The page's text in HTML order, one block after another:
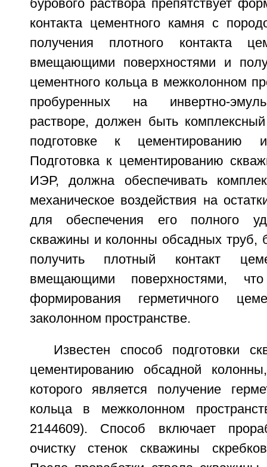
бурового раствора препятствует
контакта цементного камня с
получения плотного контакта
вмещающими поверхностями и
цементного кольца в межколонном
пробуренных на инвертно-
растворе, должен быть
подготовке к цементированию
Подготовка к цементированию
ИЭР, должна обеспечивать
механическое воздействия на
для обеспечения его полного
скважины и колонны обсадных труб,
получить плотный контакт
вмещающими поверхностями,
формирования герметичного
заколонном пространстве.
Известен способ подготовки
цементированию обсадной
которого является получение
кольца в межколонном
2144609). Способ включает
очистку стенок скважины